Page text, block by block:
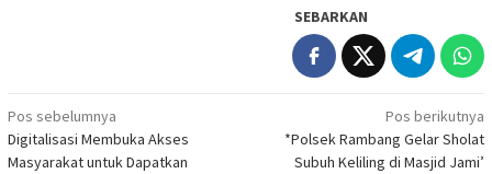
SEBARKAN
Navigasi
pos
Pos sebelumnya
Digitalisasi Membuka Akses
Masyarakat untuk Dapatkan
Pos berikutnya
*Polsek Rambang Gelar Sholat
Subuh Keliling di Masjid Jami’